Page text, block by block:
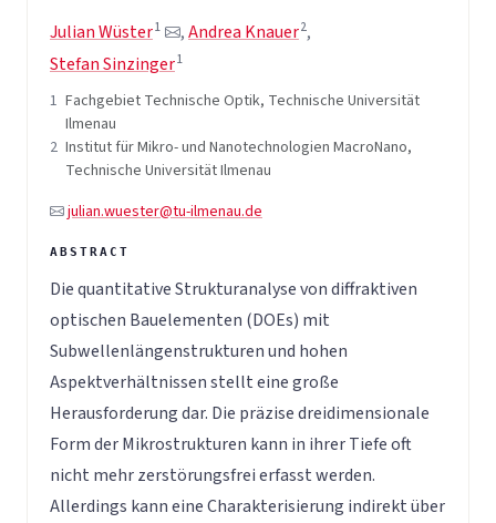
Julian Wüster1 ,Andrea Knauer2,
Stefan Sinzinger1
1 Fachgebiet Technische Optik, Technische Universität
Ilmenau
2 Institut für Mikro- und Nanotechnologien MacroNano,
Technische Universität Ilmenau
julian.wuester@tu-ilmenau.de
Die quantitative Strukturanalyse von diffraktiven
optischen Bauelementen (DOEs) mit
Subwellenlängenstrukturen und hohen
Aspektverhältnissen stellt eine große
Herausforderung dar. Die präzise dreidimensionale
Form der Mikrostrukturen kann in ihrer Tiefe oft
nicht mehr zerstörungsfrei erfasst werden.
Allerdings kann eine Charakterisierung indirekt über